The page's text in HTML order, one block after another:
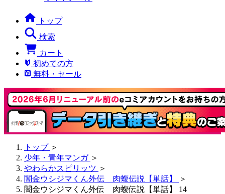
トップ
検索
カート
初めての方
無料・セール
トップ ＞
少年・青年マンガ ＞
やわらかスピリッツ ＞
闇金ウシジマくん外伝 肉蝮伝説【単話】
＞
闇金ウシジマくん外伝 肉蝮伝説【単話】 14